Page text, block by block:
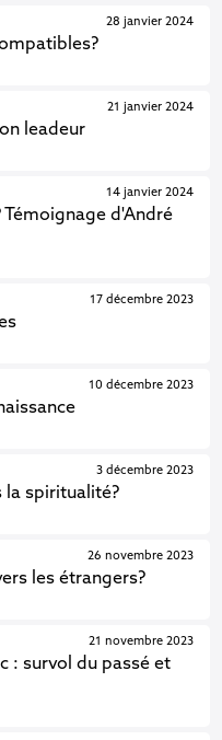
28 janvier 2024
leadeur
21 janvier 2024
Témoignage d'André
14 janvier 2024
17 décembre 2023
10 décembre 2023
la spiritualité?
3 décembre 2023
les étrangers?
26 novembre 2023
: survol du passé et
21 novembre 2023